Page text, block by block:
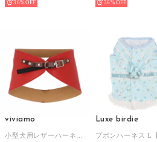
36% 36%
viviamo Luxe birdie